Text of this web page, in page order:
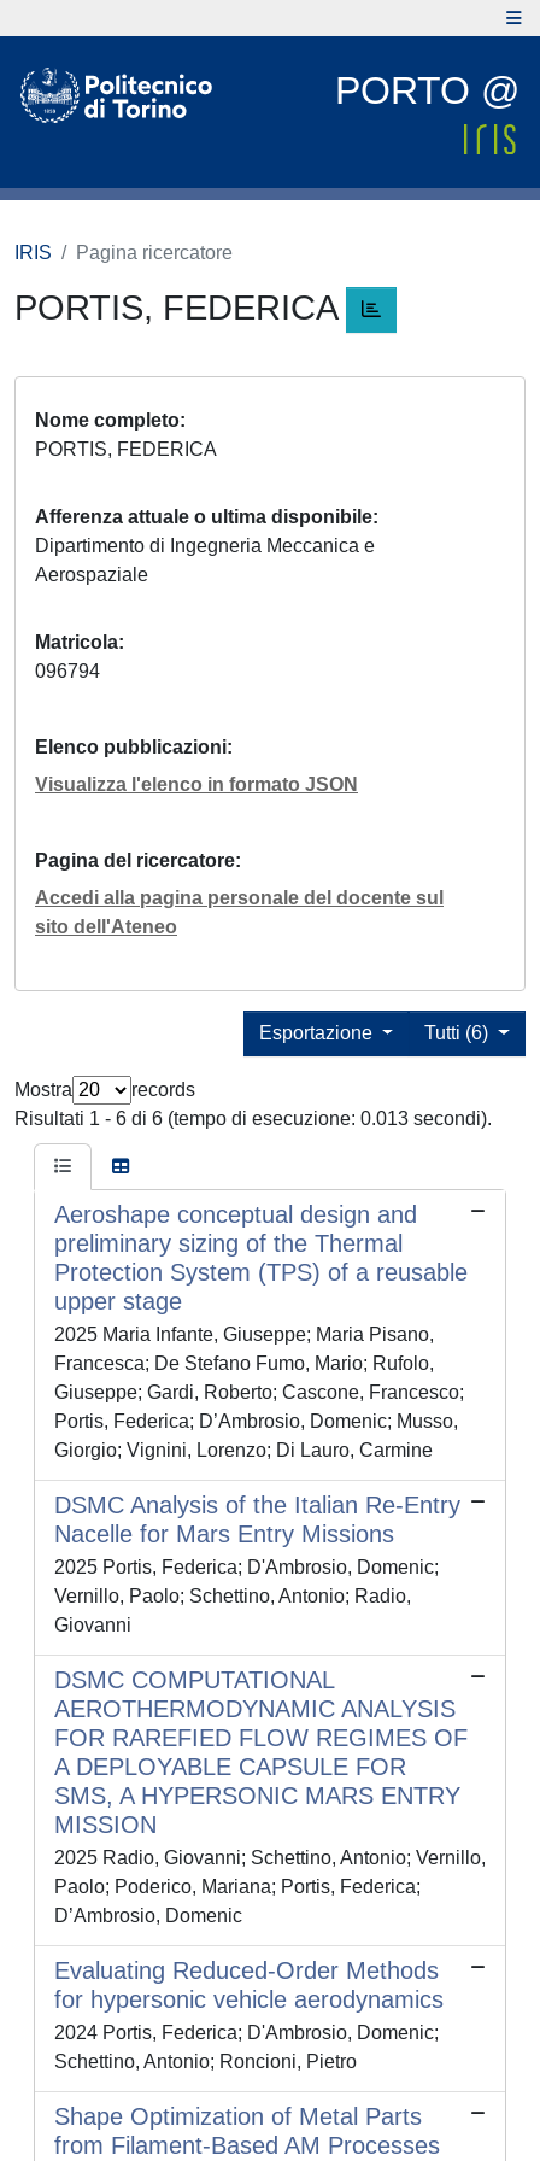
PORTO @
IRIS Pagina ricercatore
PORTIS, FEDERICA
Nome completo
PORTIS, FEDERICA
Afferenza attuale o ultima disponibile
Dipartimento di Ingegneria Meccanica e
Aerospaziale
Matricola
096794
Elenco pubblicazioni
Visualizza l'elenco in formato JSON
Pagina del ricercatore
Accedi alla pagina personale del docente sul
sito dell'Ateneo
Tutti (6)
Esportazione
Mostra
records
Risultati 1 - 6 di 6 (tempo di esecuzione: 0.013 secondi).
Aeroshape conceptual design and
preliminary sizing of the Thermal
Protection System (TPS) of a reusable
upper stage
2025 Maria Infante, Giuseppe; Maria Pisano,
Francesca; De Stefano Fumo, Mario; Rufolo,
Giuseppe; Gardi, Roberto; Cascone, Francesco;
Portis, Federica; D’Ambrosio, Domenic; Musso,
Giorgio; Vignini, Lorenzo; Di Lauro, Carmine
DSMC Analysis of the Italian Re-Entry
Nacelle for Mars Entry Missions
2025 Portis, Federica; D'Ambrosio, Domenic;
Vernillo, Paolo; Schettino, Antonio; Radio,
Giovanni
DSMC COMPUTATIONAL
AEROTHERMODYNAMIC ANALYSIS
FOR RAREFIED FLOW REGIMES OF
A DEPLOYABLE CAPSULE FOR
SMS, A HYPERSONIC MARS ENTRY
MISSION
2025 Radio, Giovanni; Schettino, Antonio; Vernillo,
Paolo; Poderico, Mariana; Portis, Federica;
D’Ambrosio, Domenic
Evaluating Reduced-Order Methods
for hypersonic vehicle aerodynamics
2024 Portis, Federica; D'Ambrosio, Domenic;
Schettino, Antonio; Roncioni, Pietro
Shape Optimization of Metal Parts
from Filament-Based AM Processes